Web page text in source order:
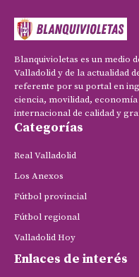
Blanquivioletas es un medio
Valladolid y de la actualidad
referente por su portal en
ciencia, movilidad,
internacional de calidad y
Categorías
Real Valladolid
Los Anexos
Fútbol provincial
Fútbol regional
Valladolid Hoy
Enlaces de interés